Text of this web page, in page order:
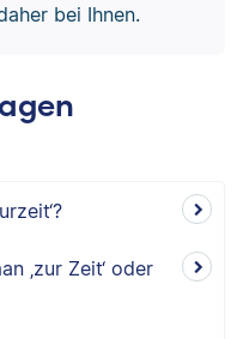
bei Ihnen.
‚zur Zeit‘ oder